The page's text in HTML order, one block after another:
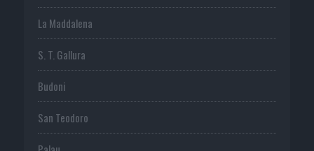
La Maddalena
S. T. Gallura
Budoni
San Teodoro